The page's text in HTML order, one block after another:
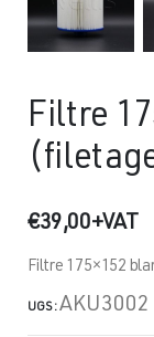
Filtre
€39,00+VAT
Filtre 175×152
UGS :AKU3002